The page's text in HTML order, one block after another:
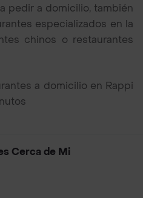
pedir a domicilio, también
especializados en la
chinos o restaurantes
a domicilio en Rappi
Cerca de Mi